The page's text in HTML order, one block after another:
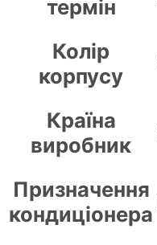
термін
Колір
корпусу
Країна
виробник
Призначення
кондиціонера